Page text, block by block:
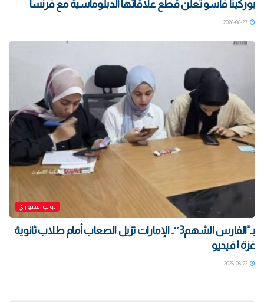
بوركينا فاسو تعلن قطع علاقاتها الدبلوماسية مع فرنسا
توب ستوري
بـ”الفارس الشهم3″.. الإمارات تزيل الصعاب أمام طلاب ثانوية
غزة | فيديو